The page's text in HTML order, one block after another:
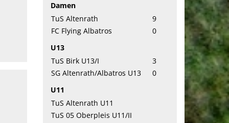
Damen
TuS Altenrath
9
FC Flying Albatros
0
U13
TuS Birk U13/I
3
SG Altenrath/Albatros U13
0
U11
TuS Altenrath U11
TuS 05 Oberpleis U11/II